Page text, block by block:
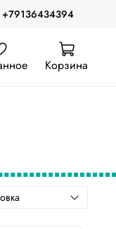
+79136434394
Корзина